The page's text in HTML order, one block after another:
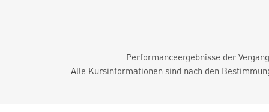
Performanceergebnisse der
Alle Kursinformationen sind nach den